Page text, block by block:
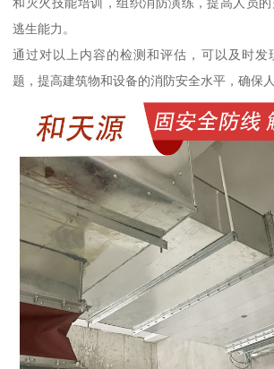
和灭火技能培训，组织消防演练，提高人员
逃生能力。
通过对以上内容的检测和评估，可以及时发
题，提高建筑物和设备的消防安全水平，确保